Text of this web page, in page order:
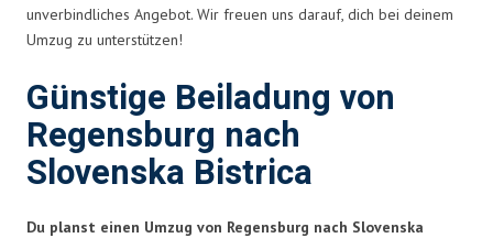
unverbindliches Angebot. Wir freuen uns darauf, dich bei deinem
Umzug zu unterstützen!
Günstige Beiladung von
Regensburg nach
Slovenska Bistrica
Du planst einen Umzug von Regensburg nach Slovenska